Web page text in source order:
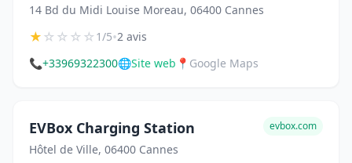
14 Bd du Midi Louise Moreau, 06400 Cannes
★☆☆☆☆1/5•2 avis
📞+33969322300🌐Site web 📍 Google Maps
EVBox Charging Station
Hôtel de Ville, 06400 Cannes
evbox.com